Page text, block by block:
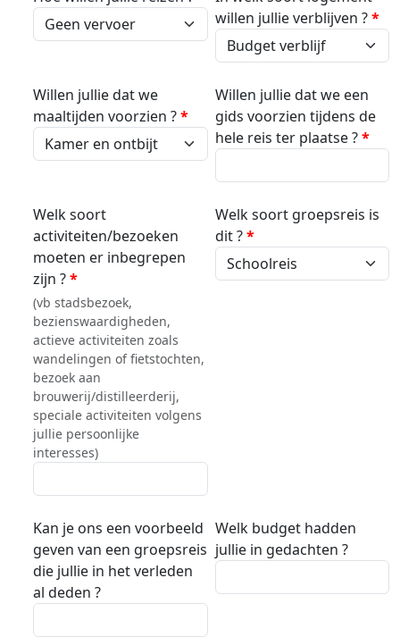
willen jullie verblijven ?*
Willen jullie dat we
maaltijden voorzien ?*
Willen jullie dat we een
gids voorzien tijdens de
hele reis ter plaatse ?*
Welk soort
activiteiten/bezoeken
moeten er inbegrepen
zijn ?*
(vb stadsbezoek,
bezienswaardigheden,
actieve activiteiten zoals
wandelingen of fietstochten,
bezoek aan
brouwerij/distilleerderij,
speciale activiteiten volgens
jullie persoonlijke
interesses)
Welk soort groepsreis is
dit ?*
Kan je ons een voorbeeld
geven van een groepsreis
die jullie in het verleden
al deden ?
Welk budget hadden
jullie in gedachten ?